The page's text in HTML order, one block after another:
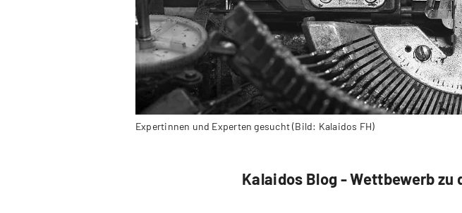
Expertinnen und Experten gesucht (Bild: Kalaidos FH)
Kalaidos Blog - Wettbewerb